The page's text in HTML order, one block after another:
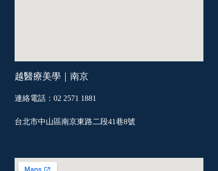
越醫療美學｜南京
連絡電話：02 2571 1881
台北市中山區南京東路二段41巷8號